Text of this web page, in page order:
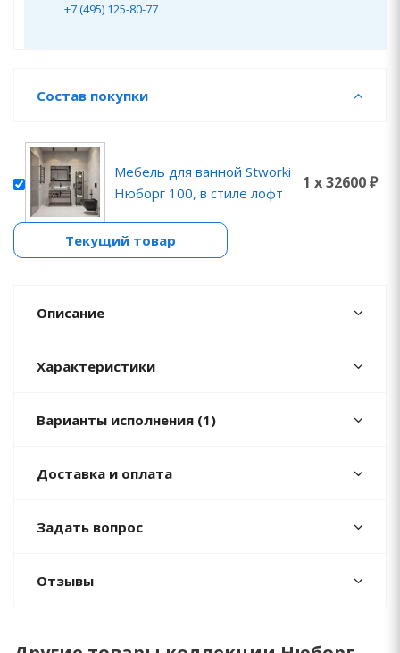
+7 (495) 125-80-77
Состав покупки
Мебель для ванной Stworki
Нюборг 100, в стиле лофт
1 x 32600 ₽
Текущий товар
Описание
Характеристики
Варианты исполнения (1)
Доставка и оплата
Задать вопрос
Отзывы